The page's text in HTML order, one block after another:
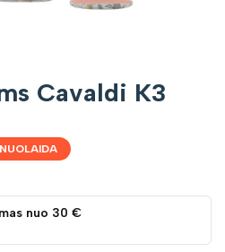
Cavaldi K3
nuo 30 €